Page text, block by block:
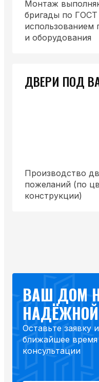
Монтаж
бригады по ГОСТ
использованием
и оборудования
ДВЕРИ ПОД
Производство
пожеланий (по
конструкции)
ВАШ ДОМ
Оставьте заявку
ближайшее время
консультации